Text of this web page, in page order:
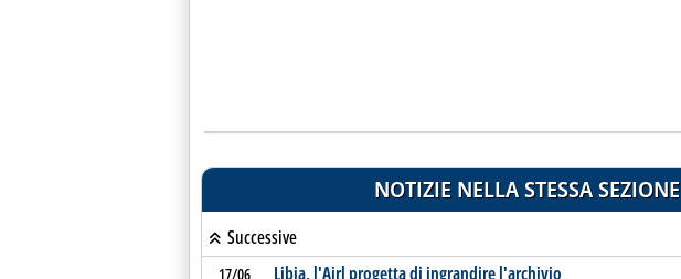
NOTIZIE NELLA STESSA SEZIONE
Successive
17/06 Libia, l'Airl progetta di ingrandire l'archivio